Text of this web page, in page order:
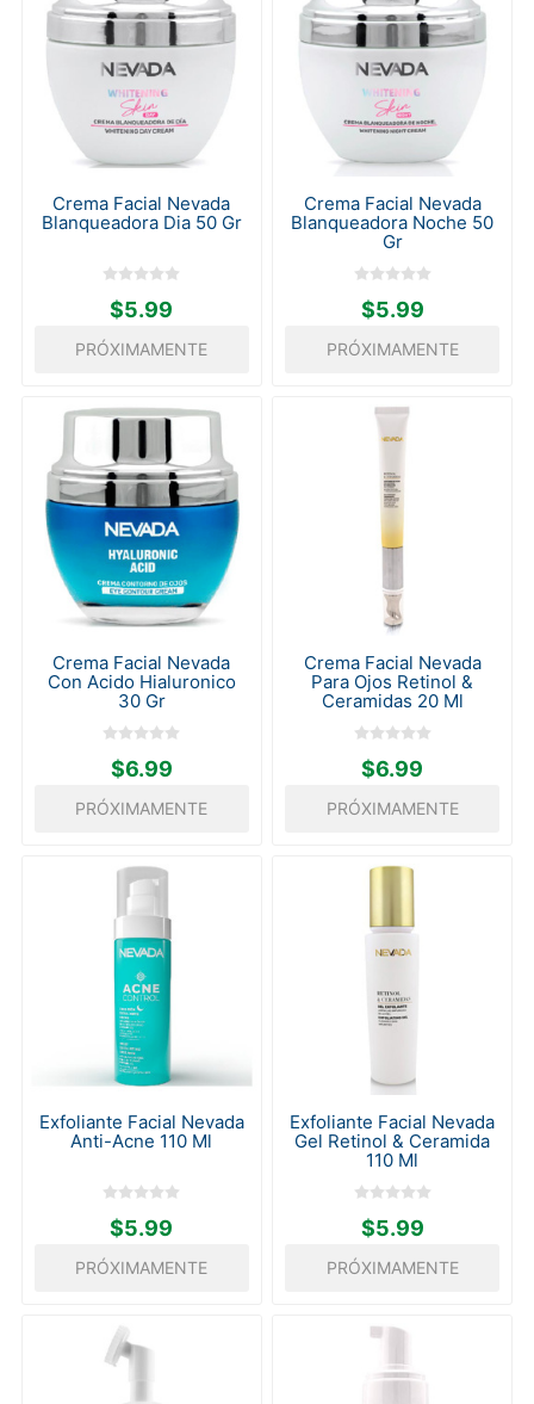
Crema Facial Nevada
Blanqueadora Dia 50 Gr
$5.99
PRÓXIMAMENTE
Crema Facial Nevada
Blanqueadora Noche 50
Gr
$5.99
PRÓXIMAMENTE
Crema Facial Nevada
Con Acido Hialuronico
30 Gr
$6.99
PRÓXIMAMENTE
Crema Facial Nevada
Para Ojos Retinol &
Ceramidas 20 Ml
$6.99
PRÓXIMAMENTE
Exfoliante Facial Nevada
Anti-Acne 110 Ml
$5.99
PRÓXIMAMENTE
Exfoliante Facial Nevada
Gel Retinol & Ceramida
110 Ml
$5.99
PRÓXIMAMENTE